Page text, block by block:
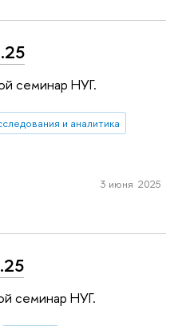
семинар НУГ.
и аналитика
3 июня 2025
семинар НУГ.